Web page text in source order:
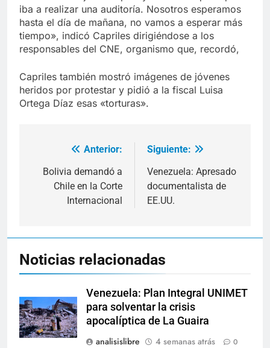
iba a realizar una auditoría. Nosotros esperamos
hasta el día de mañana, no vamos a esperar más
tiempo», indicó Capriles dirigiéndose a los
responsables del CNE, organismo que, recordó,
Capriles también mostró imágenes de jóvenes
heridos por protestar y pidió a la fiscal Luisa
Ortega Díaz esas «torturas».
Navegación
de
entradas
Anterior:
Bolivia demandó a
Chile en la Corte
Internacional
Siguiente:
Venezuela: Apresado
documentalista de
EE.UU.
Noticias relacionadas
Venezuela: Plan Integral UNIMET
para solventar la crisis
apocalíptica de La Guaira
analisislibre
4 semanas atrás 0